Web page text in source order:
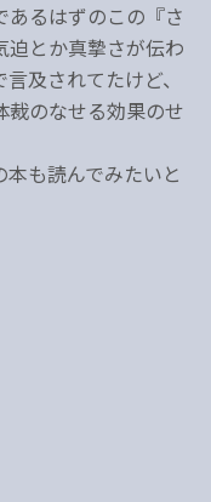
あるはずのこの『さ
迫とか真摯さが伝わ
及されてたけど、
裁のなせる効果のせ
も読んでみたいと